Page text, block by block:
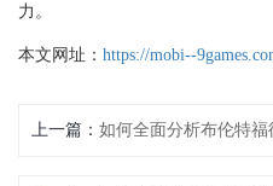
力。
本文网址： https://mobi--
上一篇：